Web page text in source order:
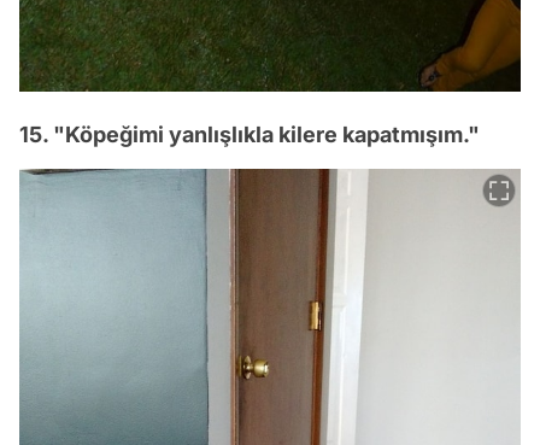
15. "Köpeğimi yanlışlıkla kilere kapatmışım."